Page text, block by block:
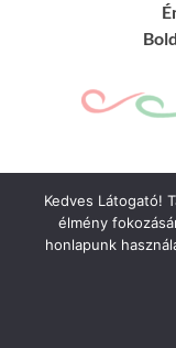
A
Ma
S
Sok
Kedves Látogató!
élmény
honlapunk